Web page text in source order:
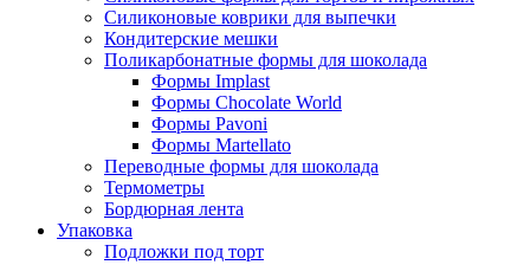
Силиконовые коврики для выпечки
Кондитерские мешки
Поликарбонатные формы для шоколада
Формы Implast
Формы Chocolate World
Формы Pavoni
Формы Martellato
Переводные формы для шоколада
Термометры
Бордюрная лента
Упаковка
Подложки под торт